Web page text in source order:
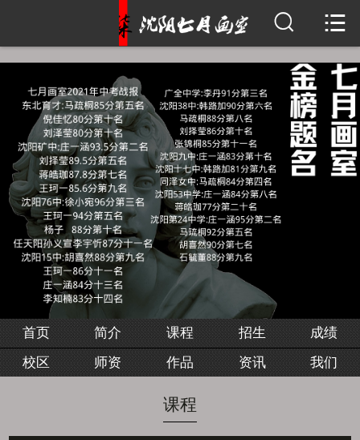
首页
简介
课程
招生
成绩
校区
师资
作品
资讯


首页 简介 课程 招生
成绩
校区
师资 作品 资讯 我们
课程